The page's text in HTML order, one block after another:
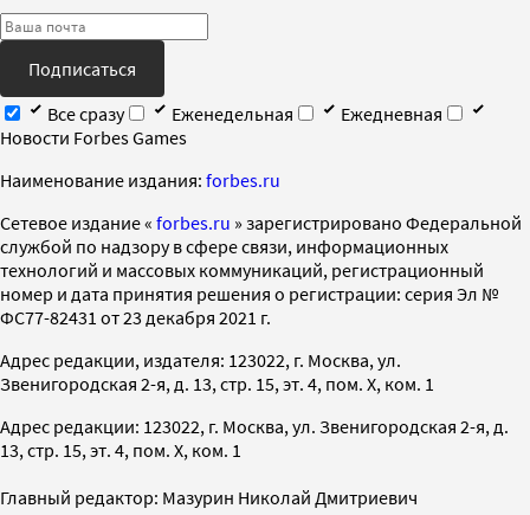
Подписаться
Все сразу
Еженедельная
Ежедневная
Новости Forbes Games
Наименование издания: forbes.ru
Cетевое издание « forbes.ru » зарегистрировано Федеральной
службой по надзору в сфере связи, информационных
технологий и массовых коммуникаций, регистрационный
номер и дата принятия решения о регистрации: серия Эл №
ФС77-82431 от 23 декабря 2021 г.
Адрес редакции, издателя: 123022, г. Москва, ул.
Звенигородская 2-я, д. 13, стр. 15, эт. 4, пом. X, ком. 1
Адрес редакции: 123022, г. Москва, ул. Звенигородская 2-я, д.
13, стр. 15, эт. 4, пом. X, ком. 1
Главный редактор: Мазурин Николай Дмитриевич